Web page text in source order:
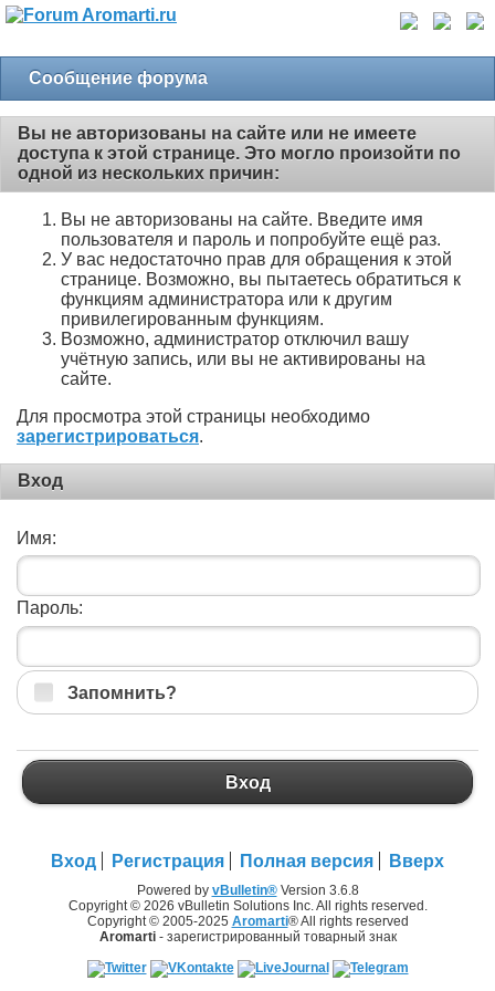
Сообщение форума
Вы не авторизованы на сайте или не имеете
доступа к этой странице. Это могло произойти по
одной из нескольких причин:
Вы не авторизованы на сайте. Введите имя
пользователя и пароль и попробуйте ещё раз.
У вас недостаточно прав для обращения к этой
странице. Возможно, вы пытаетесь обратиться к
функциям администратора или к другим
привилегированным функциям.
Возможно, администратор отключил вашу
учётную запись, или вы не активированы на
сайте.
Для просмотра этой страницы необходимо
зарегистрироваться.
Вход
Имя:
Пароль:
Запомнить?
Вход
Вход Регистрация Полная версия Вверх
Powered by vBulletin®Version 3.6.8
Copyright © 2026 vBulletin Solutions Inc. All rights reserved.
Copyright © 2005-2025 Aromarti® All rights reserved
Aromarti- зарегистрированный товарный знак